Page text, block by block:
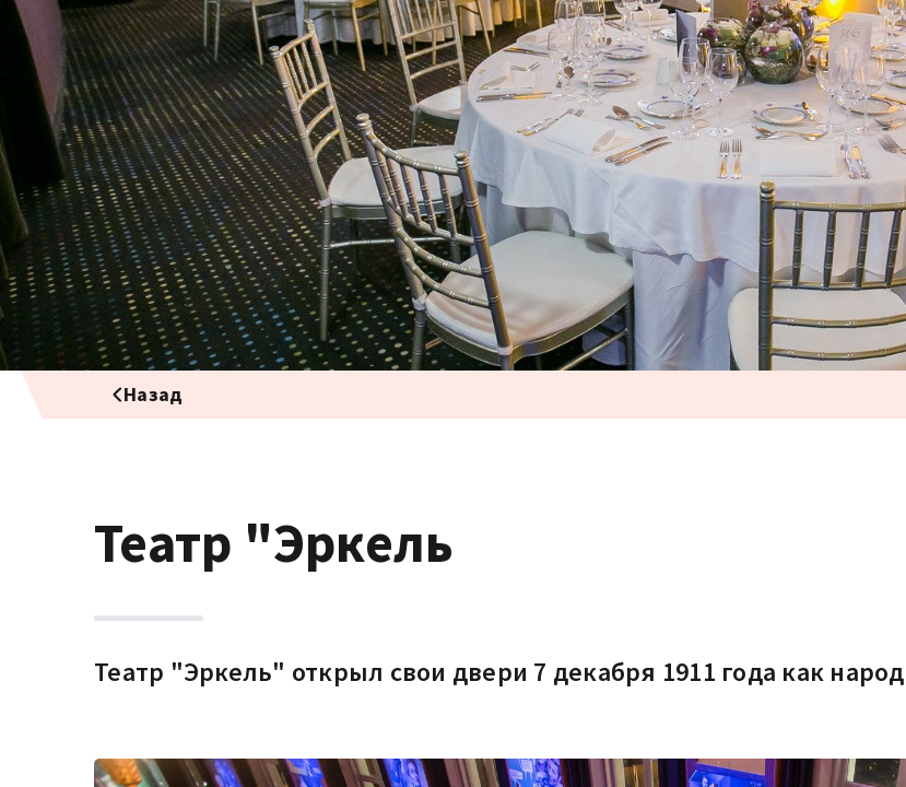
Назад
Театр "Эркель
Театр "Эркель" открыл свои двери 7 декабря 1911 года как